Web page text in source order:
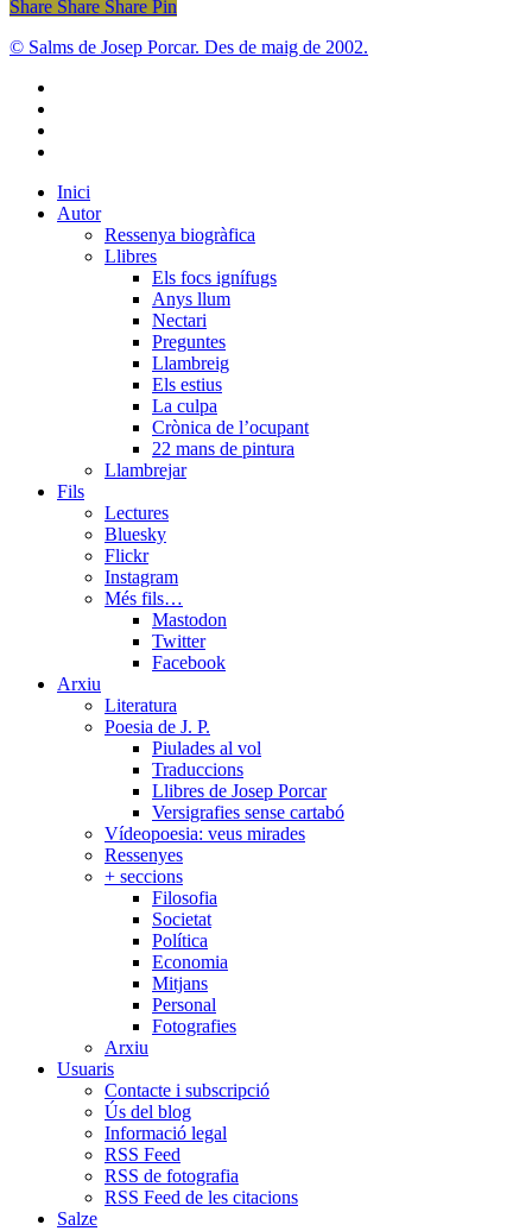
Share
Share Share Share Pin
© Salms de Josep Porcar. Des de maig de 2002.
Close
Menu
Inici
Autor
Ressenya biogràfica
Llibres
Els focs ignífugs
Anys llum
Nectari
Preguntes
Llambreig
Els estius
La culpa
Crònica de l’ocupant
22 mans de pintura
Llambrejar
Fils
Lectures
Bluesky
Flickr
Instagram
Més fils…
Mastodon
Twitter
Facebook
Arxiu
Literatura
Poesia de J. P.
Piulades al vol
Traduccions
Llibres de Josep Porcar
Versigrafies sense cartabó
Vídeopoesia: veus mirades
Ressenyes
+ seccions
Filosofia
Societat
Política
Economia
Mitjans
Personal
Fotografies
Arxiu
Usuaris
Contacte i subscripció
Ús del blog
Informació legal
RSS Feed
RSS de fotografia
RSS Feed de les citacions
Salze